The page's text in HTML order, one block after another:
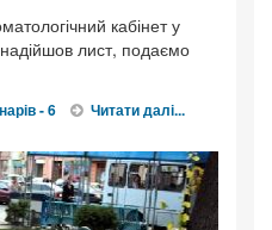
кабінет у
лист, подаємо
- 6 Читати далі...